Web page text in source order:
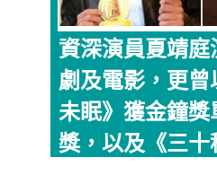
資深演員夏靖
劇及電影，更
未眠》獲金鐘獎
獎，以及《三十